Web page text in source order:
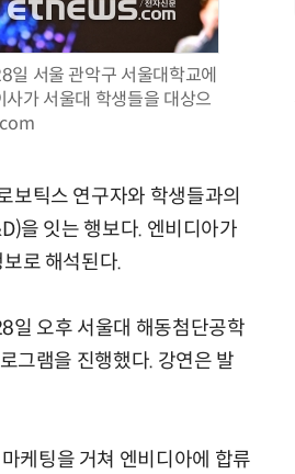
서울 관악구 서울대학교에
가 서울대 학생들을 대상으
보틱스 연구자와 학생들과의
을 잇는 행보다. 엔비디아가
로 해석된다.
일 오후 서울대 해동첨단공학
그램을 진행했다. 강연은 발
케팅을 거쳐 엔비디아에 합류